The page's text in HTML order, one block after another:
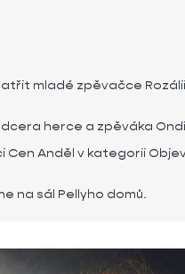
mladé zpěvačce
herce a zpěváka
Cen Anděl v kategorii
na sál Pellyho domů.